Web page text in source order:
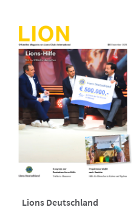
Lions Deutschland